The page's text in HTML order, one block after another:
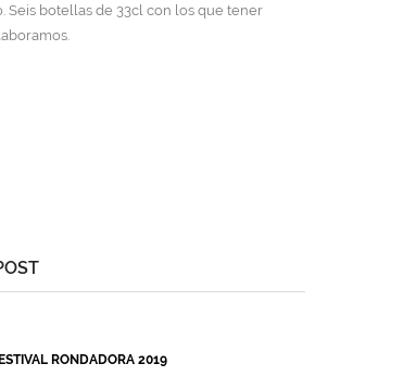
Seis botellas de 33cl con los que tener
RONDADORA 2019